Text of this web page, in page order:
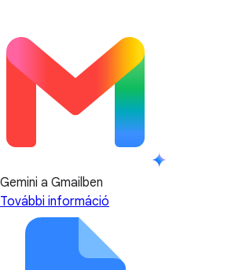
Gemini a Gmailben
További információ